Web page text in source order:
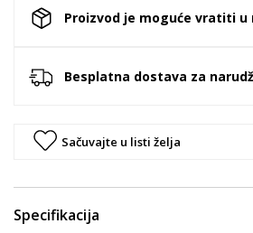
Proizvod je moguće vratiti u
Besplatna dostava za
Sačuvajte u listi želja
Specifikacija